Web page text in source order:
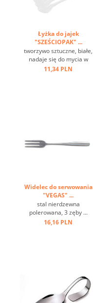
Łyżka do jajek
"SZEŚCIOPAK" ...
tworzywo sztuczne, białe,
nadaje się do mycia w
zmywarkach ...
11,34 PLN
Widelec do serwowania
"VEGAS" ...
stal nierdzewna
polerowana, 3 zęby ...
16,16 PLN